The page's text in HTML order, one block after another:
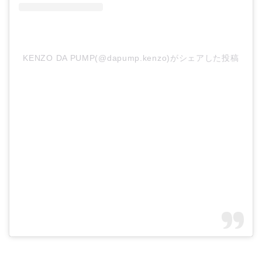
KENZO DA PUMP(@dapump.kenzo)がシェアした投稿